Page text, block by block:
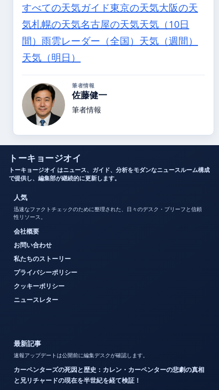
すべての天気ガイド東京の天気大阪の天
気札幌の天気名古屋の天気天気（10日
間） 雨雲レーダー（全国） 天気（週間）
天気（明日）
筆者情報
佐藤健一
筆者情報
トーキョージオイ
トーキョージオイ はニュース、ガイド、分析をモダンなニュースルーム構成
で提供し、編集部が継続的に更新します。
人気
迅速なファクトチェックのために整理された、日々のデスク・ブリーフと信頼
性リソース。
会社概要
お問い合わせ
私たちのストーリー
プライバシーポリシー
クッキーポリシー
ニュースレター
最新記事
速報アップデートは公開前に編集デスクが確認します。
カーペンターズの死因と歴史：カレン・カーペンターの悲劇の真相
と兄リチャードの現在を半世紀を経て検証！